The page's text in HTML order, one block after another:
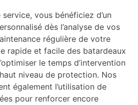
vous bénéficiez d’un
dès l’analyse de vos
régulière de votre
rapide et facile des batardeaux
le temps d’intervention
niveau de protection. Nos
également l’utilisation de
pour renforcer encore